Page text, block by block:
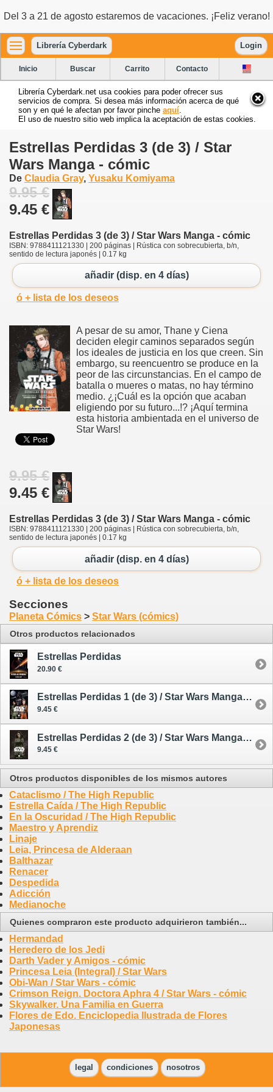
Del 3 a 21 de agosto estaremos de vacaciones. ¡Feliz verano!
Librería Cyberdark Login
Inicio Buscar Carrito Contacto
Librería Cyberdark.net usa cookies para poder ofrecer sus
servicios de compra. Si desea más información acerca de qué
son y en qué le afectan por favor pinche aquí
El uso de nuestro sitio web implica la aceptación de estas cookies.
Estrellas Perdidas 3 (de 3) / Star
Wars Manga - cómic
De Claudia Gray, Yusaku Komiyama
9.95 €
9.45 €
Estrellas Perdidas 3 (de 3) / Star Wars Manga - cómic
ISBN: 9788411121330 | 200 páginas | Rústica con sobrecubierta, b/n,
sentido de lectura japonés | 0.17 kg
añadir (disp. en 4 días)
ó + lista de los deseos
A pesar de su amor, Thane y Ciena
deciden elegir caminos separados según
los ideales de justicia en los que creen. Sin
embargo, su reencuentro se produce en la
peor de las circunstancias. En el campo de
batalla o mueres o matas, no hay término
medio. ¿¡Cuál es la opción que acaban
eligiendo por su futuro...!? ¡Aquí termina
esta historia ambientada en el universo de
Star Wars!
9.95 €
9.45 €
Estrellas Perdidas 3 (de 3) / Star Wars Manga - cómic
ISBN: 9788411121330 | 200 páginas | Rústica con sobrecubierta, b/n,
sentido de lectura japonés | 0.17 kg
añadir (disp. en 4 días)
ó + lista de los deseos
Secciones
Planeta Cómics > Star Wars (cómics)
Otros productos relacionados
Estrellas Perdidas
20.90 €
Estrellas Perdidas 1 (de 3) / Star Wars Manga - cómic
9.45 €
Estrellas Perdidas 2 (de 3) / Star Wars Manga - cómic
9.45 €
Otros productos disponibles de los mismos autores
Cataclismo / The High Republic
Estrella Caída / The High Republic
En la Oscuridad / The High Republic
Maestro y Aprendiz
Linaje
Leia, Princesa de Alderaan
Balthazar
Renacer
Despedida
Adicción
Medianoche
Quienes compraron este producto adquirieron también...
Hermandad
Heredero de los Jedi
Darth Vader y Amigos - cómic
Princesa Leia (Integral) / Star Wars
Obi-Wan / Star Wars - cómic
Crimson Reign. Doctora Aphra 4 / Star Wars - cómic
Skywalker. Una Familia en Guerra
Flores de Edo. Enciclopedia Ilustrada de Flores
Japonesas
legal condiciones nosotros